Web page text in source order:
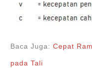
Baca Juga:Cepat
pada Tali